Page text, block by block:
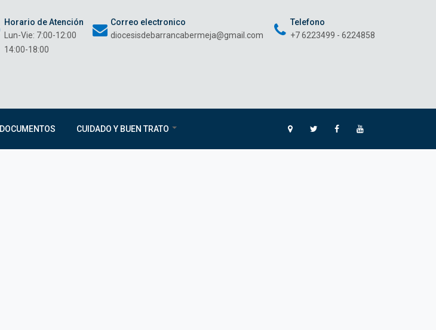
Horario de Atención
Lun-Vie: 7:00-12:00
14:00-18:00
Correo electronico
diocesisdebarrancabermeja@gmail.com
Telefono
+7 6223499 - 6224858
DOCUMENTOS CUIDADO Y BUEN TRATO